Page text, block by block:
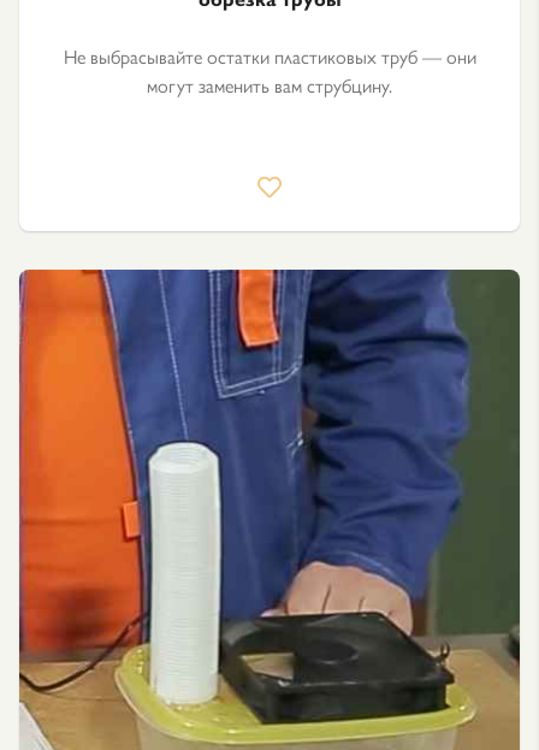
Не выбрасывайте остатки пластиковых труб — они
могут заменить вам струбцину.